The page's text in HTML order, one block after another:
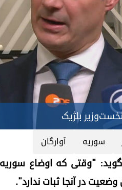
بلژیک
سوریه آوارگان
"وقتی که اوضاع
در آنجا ثبات ندارد".